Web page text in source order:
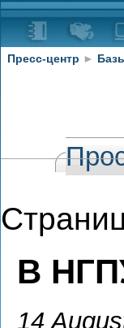
Пресс-центр ►
В
14